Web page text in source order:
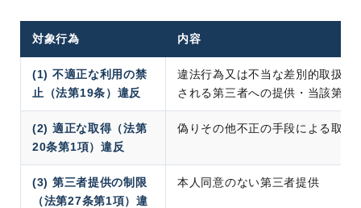
対象行為 内容
(1) 不適正な利用の禁
止（法第19条）違反
違法行為又は不当な差別的取扱い
される第三者への提供・当該第三
(2) 適正な取得（法第
20条第1項）違反
偽りその他不正の手段による取得
(3) 第三者提供の制限
（法第27条第1項）違
本人同意のない第三者提供